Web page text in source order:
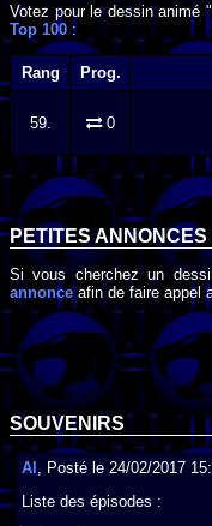
Votez pour le dessin animé
Top 100 :
Rang Prog.
59. 0
PETITES ANNONCES
Si vous cherchez un
annonceafin de faire appel
SOUVENIRS
Al , Posté le 24/02/2017
Liste des épisodes :